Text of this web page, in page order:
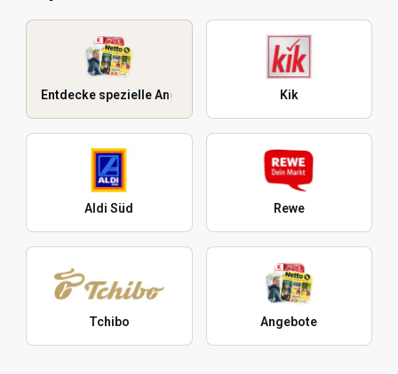
Entdecke spezielle Angebote Kik
Aldi Süd Rewe
Tchibo Angebote